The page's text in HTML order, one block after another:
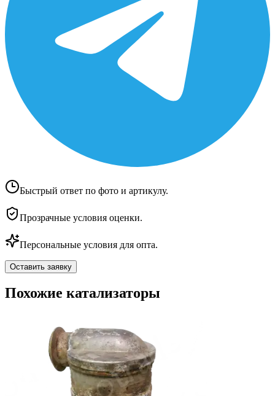
Быстрый ответ по фото и артикулу.
Прозрачные условия оценки.
Персональные условия для опта.
Оставить заявку
Похожие катализаторы